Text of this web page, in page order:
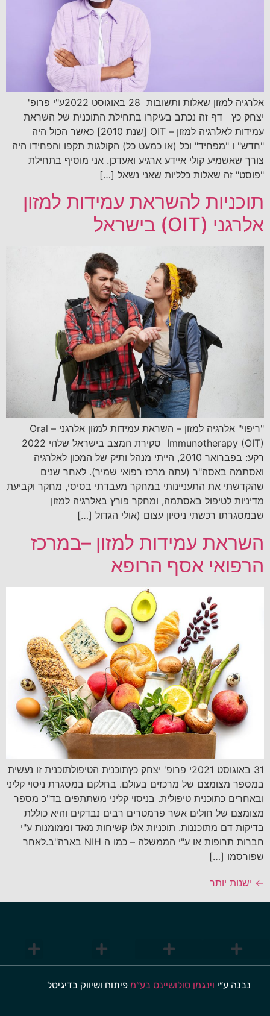
אלרגיה למזון שאלות ותשובות 28 באוגוסט 2022ע"י פרופ'
יצחק כץ דף זה נכתב בעיקרו בתחילת התוכנית של השראת
עמידות לאלרגיה למזון – OIT [שנת 2010] כאשר הכול היה
"חדש" ו "מפחיד" וכל (או כמעט כל) הקולגות תקפו והפחידו היה
צורך שאשמיע קולי איידע ארגיע ואעדכן. אני מוסיף בתחילת
"פוסט" זה שאלות כלליות שאני נשאל […]
תוכניות להשראת עמידות למזון
אלרגני (OIT) בישראל
"ריפוי" אלרגיה למזון – השראת עמידות למזון אלרגני – Oral
Immunotherapy (OIT) סקירת המצב בישראל שלהי 2022
רקע: בפברואר 2010, הייתי מנהל ותיק של המכון לאלרגיה
ואסתמה באסה"ר (עתה מרכז רפואי שמיר). לאחר שנים
שהקדשתי את התעניינותי במחקר מעבדתי בסיסי, מחקר וקביעת
מדיניות לטיפול באסתמה, ומחקר פורץ באלרגיה למזון
שבמסגרתו רכשתי ניסיון עצום (אולי הגדול […]
השראת עמידות למזון –במרכז
הרפואי אסף הרופא
31 באוגוסט 2021י פרופ' יצחק כץתוכנית הטיפולתוכנית זו נעשית
במספר מצומצם של מרכזים בעולם. בחלקם במסגרת ניסוי קליני
ובאחרים כתוכנית טיפולית. בניסוי קליני משתתפים בד"כ מספר
מצומצם של חולים אשר פרמטרים רבים נבדקים והיא כוללת
בדיקות דם מתוכננות. תוכניות אלו קשיחות מאד וממומנות ע"י
חברות תרופות או ע"י הממשלה – כמו ה NIH בארה"ב.לאחר
שפורסמו […]
← ישנות יותר
נבנה ע״י וינגמן סולושיינס בע״מ